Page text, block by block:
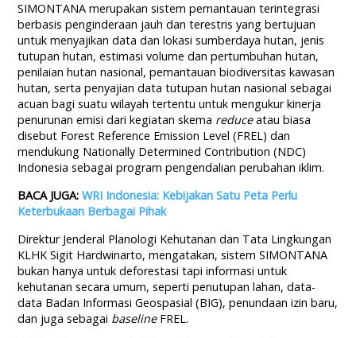
SIMONTANA merupakan sistem pemantauan terintegrasi
berbasis penginderaan jauh dan terestris yang bertujuan
untuk menyajikan data dan lokasi sumberdaya hutan, jenis
tutupan hutan, estimasi volume dan pertumbuhan hutan,
penilaian hutan nasional, pemantauan biodiversitas kawasan
hutan, serta penyajian data tutupan hutan nasional sebagai
acuan bagi suatu wilayah tertentu untuk mengukur kinerja
penurunan emisi dari kegiatan skema reduceatau biasa
disebut Forest Reference Emission Level (FREL) dan
mendukung Nationally Determined Contribution (NDC)
Indonesia sebagai program pengendalian perubahan iklim.
BACA JUGA:WRI Indonesia: Kebijakan Satu Peta Perlu
Keterbukaan Berbagai Pihak
Direktur Jenderal Planologi Kehutanan dan Tata Lingkungan
KLHK Sigit Hardwinarto, mengatakan, sistem SIMONTANA
bukan hanya untuk deforestasi tapi informasi untuk
kehutanan secara umum, seperti penutupan lahan, data-
data Badan Informasi Geospasial (BIG), penundaan izin baru,
dan juga sebagai baselineFREL.